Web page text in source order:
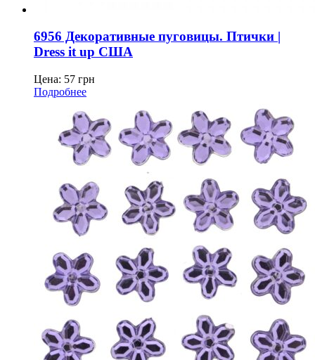
6956 Декоративные пуговицы. Птички |
Dress it up США
Цена: 57 грн
Подробнее